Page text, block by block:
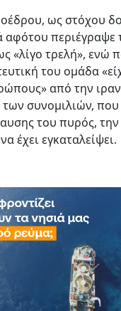
ως στόχου
αφότου περιέγραψε
«λίγο τρελή», ενώ
του ομάδα
από την
των συνομιλιών,
του πυρός,
έχει εγκαταλείψει.